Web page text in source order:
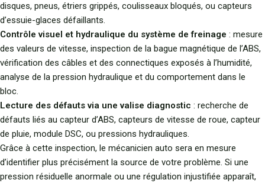
disques, pneus, étriers grippés, coulisseaux bloqués, ou capteurs
d’essuie-glaces défaillants.
Contrôle visuel et hydraulique du système de freinage : mesure
des valeurs de vitesse, inspection de la bague magnétique de l’ABS,
vérification des câbles et des connectiques exposés à l’humidité,
analyse de la pression hydraulique et du comportement dans le
bloc.
Lecture des défauts via une valise diagnostic : recherche de
défauts liés au capteur d’ABS, capteurs de vitesse de roue, capteur
de pluie, module DSC, ou pressions hydrauliques.
Grâce à cette inspection, le mécanicien auto sera en mesure
d’identifier plus précisément la source de votre problème. Si une
pression résiduelle anormale ou une régulation injustifiée apparaît,